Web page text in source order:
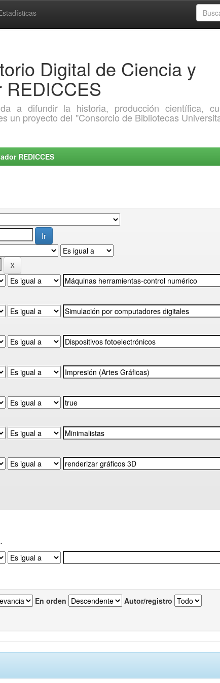
Digital de Ciencia y
REDICCES
a difundir la historia, producción científica,
un proyecto del "Consorcio de Bibliotecas
REDICCES
En orden Autor/registro